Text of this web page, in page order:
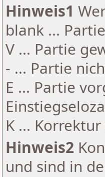
Hinweis1
blank ...
V ... Partie
- ... Partie
E ... Partie
K ...
Hinweis2
und sind in